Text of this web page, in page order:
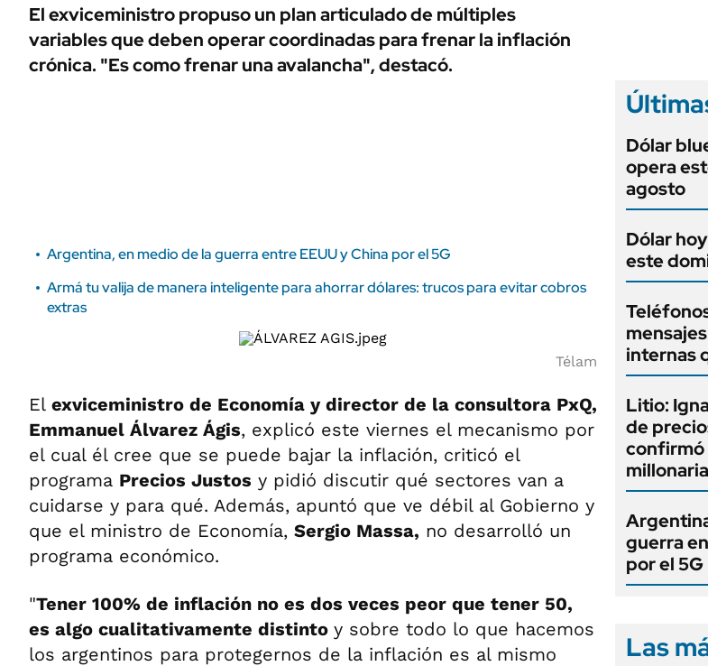
ÁMBITO DEBATE
MEDIAKIT AMBITO DEBATE
Municipios
URUGUAY
LIFESTYLE
AUTOS
El exviceministro propuso un plan articulado de múltiples
variables que deben operar coordinadas para frenar la inflación
crónica. "Es como frenar una avalancha", destacó.
Argentina, en medio de la guerra entre EEUU y China por el 5G
Armá tu valija de manera inteligente para ahorrar dólares: trucos para evitar cobros
extras
Télam
El exviceministro de Economía y director de la consultora PxQ,
Emmanuel Álvarez Ágis, explicó este viernes el mecanismo por
el cual él cree que se puede bajar la inflación, criticó el
programa Precios Justos y pidió discutir qué sectores van a
cuidarse y para qué. Además, apuntó que ve débil al Gobierno y
que el ministro de Economía, Sergio Massa, no desarrolló un
programa económico.
"Tener 100% de inflación no es dos veces peor que tener 50,
es algo cualitativamente distinto y sobre todo lo que hacemos
los argentinos para protegernos de la inflación es al mismo
Dólar
opera
agosto
Dólar
este
internas
Litio:
de
confirmó
guerra
por el 5G
Las